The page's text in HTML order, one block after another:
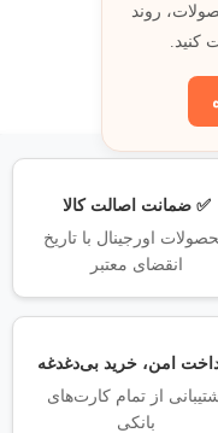
روند
✅ ضمانت اصالت کالا
اورجینال با تاریخ
انقضای معتبر
امن، خرید بی‌دغدغه
از تمام کارت‌های
بانکی